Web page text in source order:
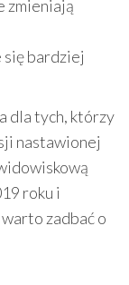
zmieniają
się bardziej
dla tych, którzy
nastawionej
roku i
zadbać o